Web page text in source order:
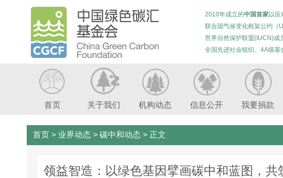
2010年成立的中国首家以应
联合国气候变化框架公约（
世界自然保护联盟(IUCN)成
全国先进社会组织、4A级基
首页 关于我们 机构动态 信息公开 我要捐款
首页 > 业界动态 > 碳中和动态 > 正文
领益智造：以绿色基因擘画碳中和蓝图，共